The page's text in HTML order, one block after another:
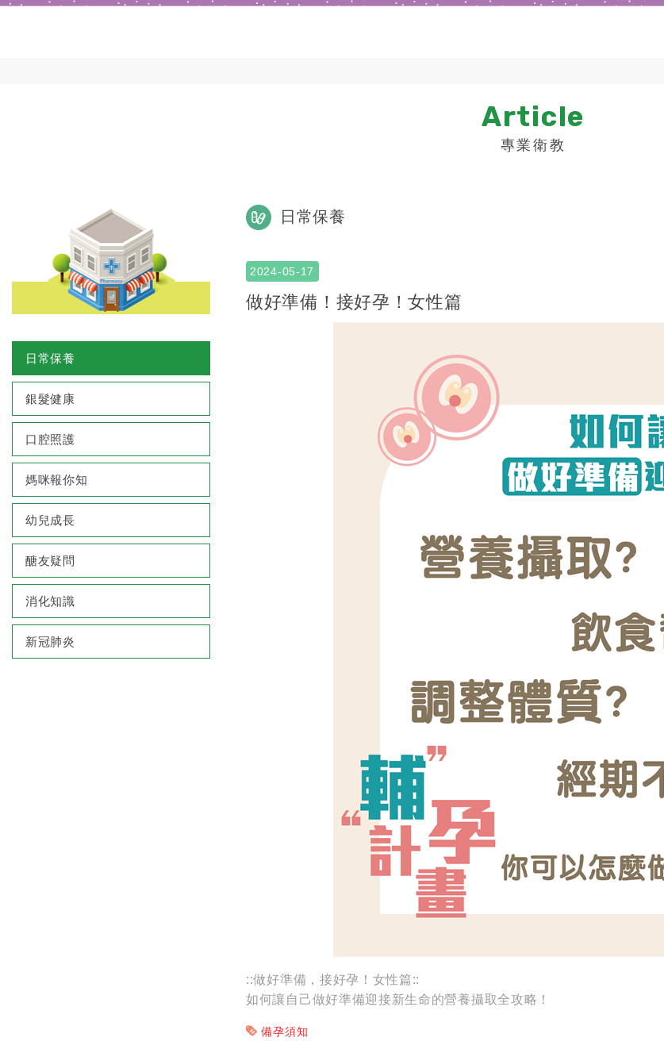
Article
專業衛教
日常保養
銀髮健康
口腔照護
媽咪報你知
幼兒成長
醣友疑問
消化知識
新冠肺炎
日常保養
2024-05-17
做好準備！接好孕！女性篇
::做好準備，接好孕！女性篇::
如何讓自己做好準備迎接新生命的營養攝取全攻略！
備孕須知